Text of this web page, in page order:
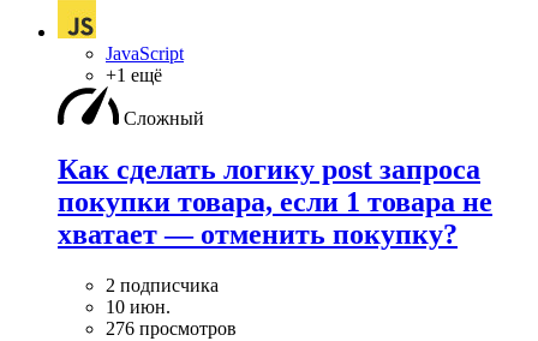
JavaScript
+1 ещё
Сложный
Как сделать логику post запроса
покупки товара, если 1 товара не
хватает — отменить покупку?
2 подписчика
10 июн.
276 просмотров